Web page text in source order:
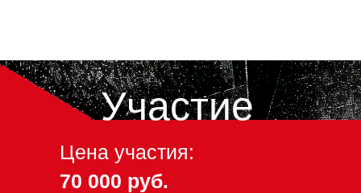
Цена участия:
70 000 руб.
Участие